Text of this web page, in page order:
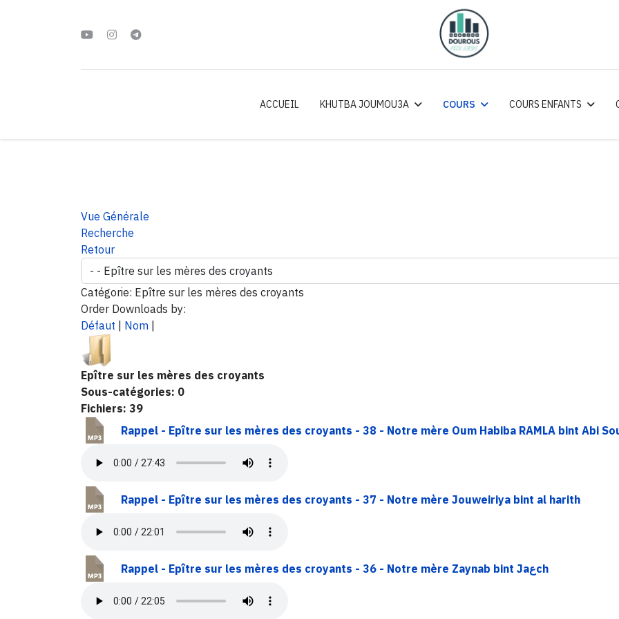
ACCUEIL KHUTBA JOUMOU3A COURS COURS ENFANTS
Vue Générale
Recherche
Retour
Catégorie: Epître sur les mères des croyants
Order Downloads by:
Défaut
Nom
Epître sur les mères des croyants
Sous-catégories: 0
Fichiers: 39
Rappel - Epître sur les mères des croyants - 38 - Notre mère Oum Habiba RAMLA bint Abi
Rappel - Epître sur les mères des croyants - 37 - Notre mère Jouweiriya bint al harith
Rappel - Epître sur les mères des croyants - 36 - Notre mère Zaynab bint Jaعch